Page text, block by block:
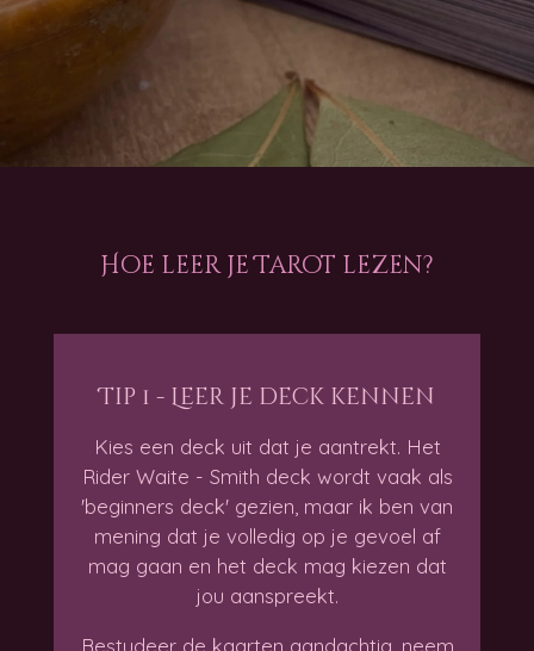
Hoe leer je Tarot lezen?
Tip 1 - Leer je deck kennen
Kies een deck uit dat je aantrekt. Het
Rider Waite - Smith deck wordt vaak als
'beginners deck' gezien, maar ik ben van
mening dat je volledig op je gevoel af
mag gaan en het deck mag kiezen dat
jou aanspreekt.
Bestudeer de kaarten aandachtig, neem